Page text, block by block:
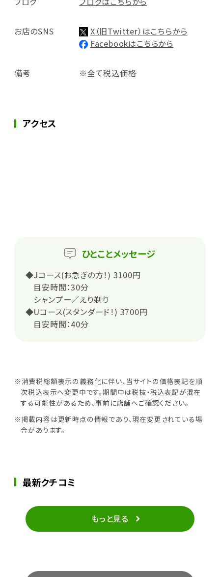
お店のSNS
X（旧Twitter）はこちらから
Facebookはこちらから
備考 ※全て税込価格
アクセス
ひとことメッセージ
◆Jコース(お急ぎの方！) 3100円
目安時間：30分
シャンプー／えり剃り
◆Uコース(スタンダード！) 3700円
目安時間：40分
※消費税総額表示の義務化に伴い、当サイトの価格表記を順
次税込表示へ変更中です。期間中は税抜・税込表記が混在
する可能性があるため、事前に店舗へご確認ください。
※掲載内容は更新時点の情報であり、現在変更されている場
合があります。
最新クチコミ
もっと見る